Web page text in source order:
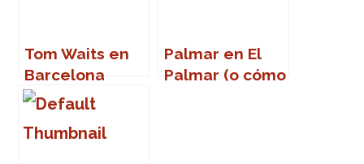
Tom Waits en
Barcelona
Palmar en El
Palmar (o cómo